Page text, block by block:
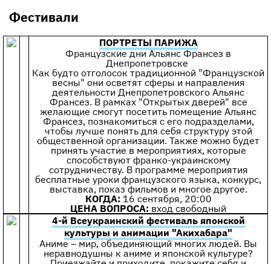
Фестивали
ПОРТРЕТЫ ПАРИЖА
Французские дни Альянс Франсез в
Днепропетровске
Как будто отголосок традиционной "Французской
весны" они осветят сферы и направления
деятельности Днепропетровского Альянс
Франсез. В рамках "Открытых дверей" все
желающие смогут посетить помещение Альянс
Франсез, познакомиться с его подразделами,
чтобы лучше понять для себя структуру этой
общественной организации. Также можно будет
принять участие в мероприятиях, которые
способствуют франко-украинскому
сотрудничеству. В программе мероприятия
бесплатные уроки французского языка, конкурс,
выставка, показ фильмов и многое другое.
КОГДА: 16 сентября, 20:00
ЦЕНА ВОПРОСА: вход свободный
4-й Всеукраинский фестиваль японской
культуры и анимации "Акихабара"
Аниме – мир, объединяющий многих людей. Вы
неравнодушны к аниме и японской культуре?